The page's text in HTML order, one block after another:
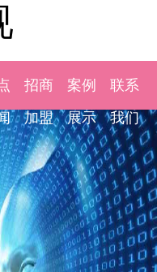
招商
加盟
案例
展示
联系
我们